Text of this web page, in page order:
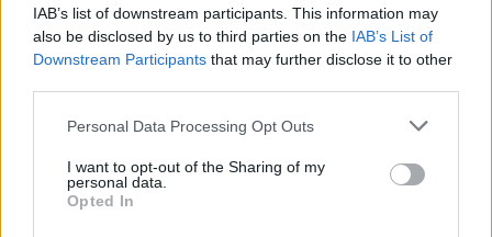
IAB’s list of downstream participants. This information may
also be disclosed by us to third parties on the IAB’s List of
Downstream Participants that may further disclose it to other
Please note that this website/app uses one or more Google
not limited to your visit or usage behaviour. You may click to
grant or deny consent to Google and its third-party tags to
use your data for below specified purposes in below Google
Personal Data Processing Opt Outs
I want to opt-out of the Sharing of my
personal data.
Opted In